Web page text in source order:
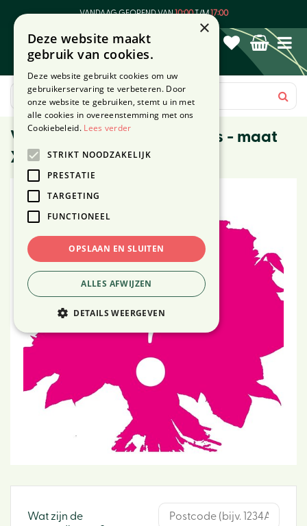
VANDAAG GEOPEND VAN10:00T/M17:00
Verrassingsboeket met vaas - maat
XL
Wat zijn de
×
Deze website maakt
gebruik van cookies.
Deze website gebruikt cookies om uw
gebruikerservaring te verbeteren. Door
onze website te gebruiken, stemt u in met
alle cookies in overeenstemming met ons
Cookiebeleid. Lees verder
STRIKT NOODZAKELIJK
PRESTATIE
TARGETING
FUNCTIONEEL
OPSLAAN EN SLUITEN
ALLES AFWIJZEN
DETAILS WEERGEVEN